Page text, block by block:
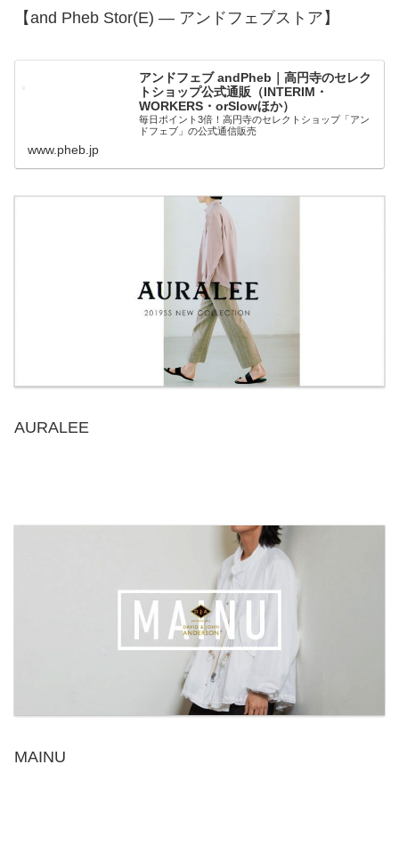
【and Pheb Stor(E) — アンドフェブストア】
アンドフェブ andPheb｜高円寺のセレク
トショップ公式通販（INTERIM・
WORKERS・orSlowほか）
毎日ポイント3倍！高円寺のセレクトショップ「アン
ドフェブ」の公式通信販売
www.pheb.jp
AURALEE
MAINU